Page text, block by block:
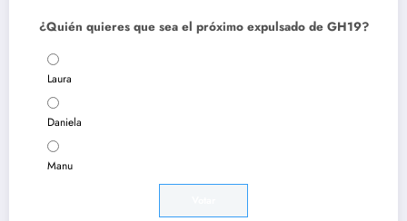
¿Quién quieres que sea el próximo expulsado de GH19?
Laura
Daniela
Manu